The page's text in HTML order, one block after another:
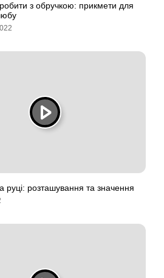
з обручкою: прикмети для
руці: розташування та значення